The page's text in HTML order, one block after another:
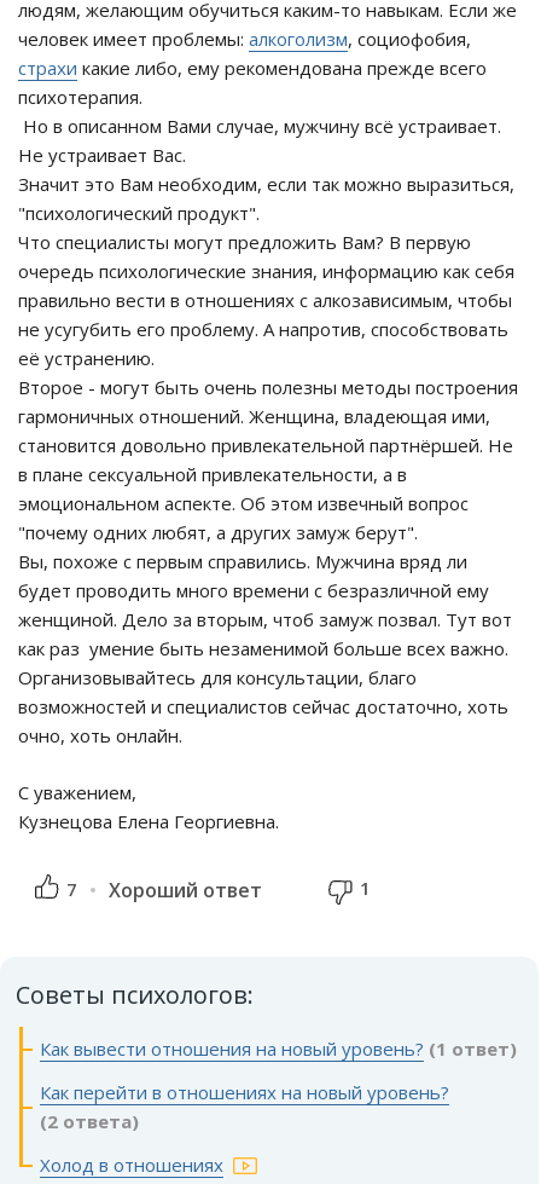
людям, желающим обучиться каким-то навыкам. Если же
человек имеет проблемы: алкоголизм, социофобия,
страхи какие либо, ему рекомендована прежде всего
психотерапия.
Но в описанном Вами случае, мужчину всё устраивает.
Не устраивает Вас.
Значит это Вам необходим, если так можно выразиться,
"психологический продукт".
Что специалисты могут предложить Вам? В первую
очередь психологические знания, информацию как себя
правильно вести в отношениях с алкозависимым, чтобы
не усугубить его проблему. А напротив, способствовать
её устранению.
Второе - могут быть очень полезны методы построения
гармоничных отношений. Женщина, владеющая ими,
становится довольно привлекательной партнёршей. Не
в плане сексуальной привлекательности, а в
эмоциональном аспекте. Об этом извечный вопрос
"почему одних любят, а других замуж берут".
Вы, похоже с первым справились. Мужчина вряд ли
будет проводить много времени с безразличной ему
женщиной. Дело за вторым, чтоб замуж позвал. Тут вот
как раз умение быть незаменимой больше всех важно.
Организовывайтесь для консультации, благо
возможностей и специалистов сейчас достаточно, хоть
очно, хоть онлайн.
С уважением,
Кузнецова Елена Георгиевна.
7 Хороший ответ 1
Советы психологов:
Как вывести отношения на новый уровень? (1 ответ)
Как перейти в отношениях на новый уровень?
(2 ответа)
Холод в отношениях